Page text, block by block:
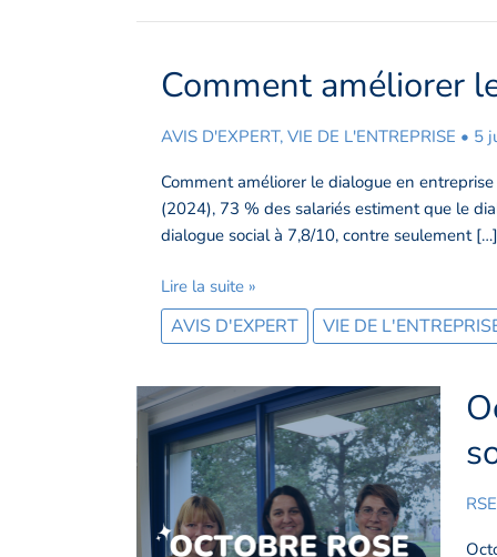
Comment améliorer
AVIS D'EXPERT, VIE DE L'ENTREPRISE • 5
Comment améliorer le dialogue en
(2024), 73 % des salariés estiment que le
dialogue social à 7,8/10, contre seulement […]
Comment
améliorer
le
en
entreprise
?
Lire la suite »
AVIS D'EXPERT VIE DE
CNH